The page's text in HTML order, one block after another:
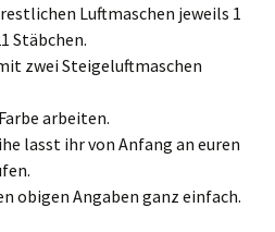
Luftmaschen jeweils 1
Stäbchen.
zwei Steigeluftmaschen
arbeiten.
lasst ihr von Anfang an euren
obigen Angaben ganz einfach.